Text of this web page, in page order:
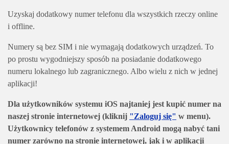
Uzyskaj dodatkowy numer telefonu dla wszystkich rzeczy online
i offline.
Numery są bez SIM i nie wymagają dodatkowych urządzeń. To
po prostu wygodniejszy sposób na posiadanie dodatkowego
numeru lokalnego lub zagranicznego. Albo wielu z nich w jednej
aplikacji!
Dla użytkowników systemu iOS najtaniej jest kupić numer na
naszej stronie internetowej (kliknij "Zaloguj się" w menu).
Użytkownicy telefonów z systemem Android mogą nabyć tani
numer zarówno na stronie internetowej, jak i w aplikacji